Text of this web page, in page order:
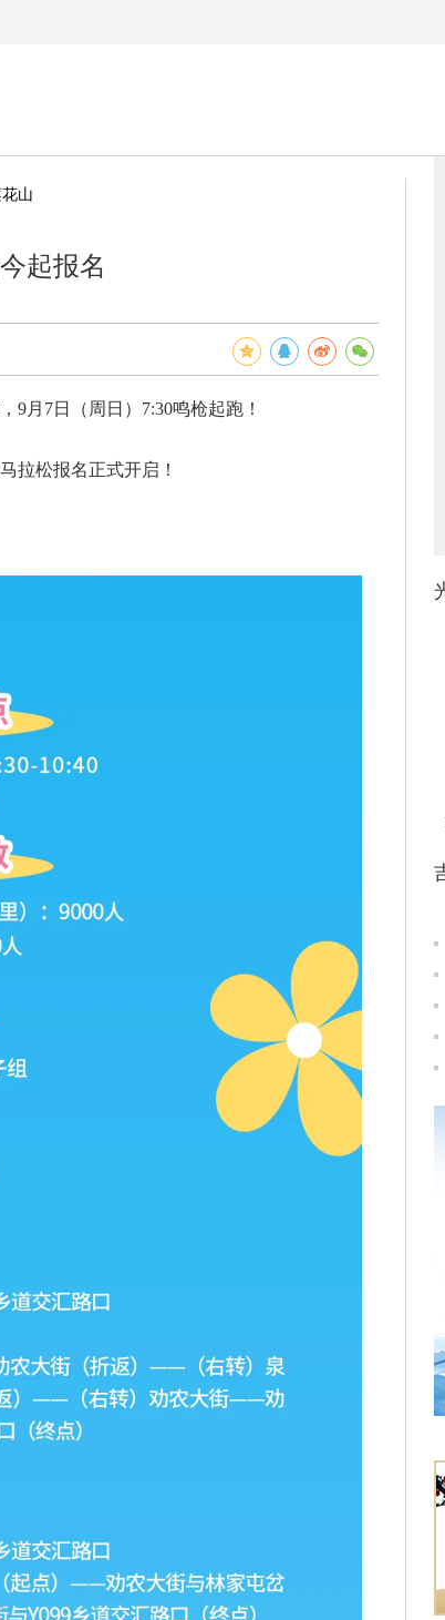
山
起报名
9月7日（周日）7:30鸣枪起跑！
拉松报名正式开启！